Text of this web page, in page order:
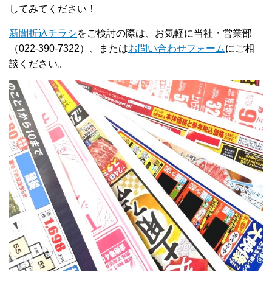
してみてください！
新聞折込チラシをご検討の際は、お気軽に当社・営業部
（022-390-7322）、またはお問い合わせフォームにご相
談ください。